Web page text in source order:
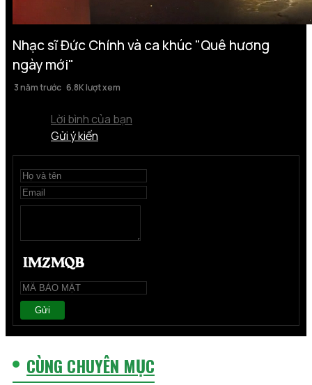
Nhạc sĩ Đức Chính và ca khúc "Quê hương
ngày mới"
3 năm trước 6.8K lượt xem
Lời bình của bạn
Gửi ý kiến
Gửi
CÙNG CHUYÊN MỤC